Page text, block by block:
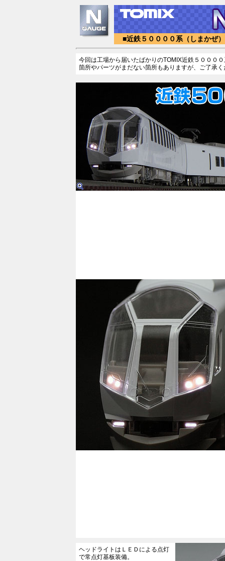
■近鉄５００００系（しまかぜ
今回は工場から届いたばかりのTOMIX近鉄５０００
箇所やパーツがまだない箇所もありますが、ご了承く
ヘッドライトはＬＥＤによる点灯
で常点灯基板装備。